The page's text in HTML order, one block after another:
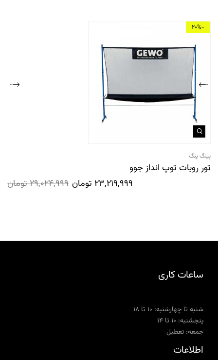
-20%
پینگ پنگ
تور روبات توپ انداز جوو
29,024,999تومان 23,219,999 تومان
ساعات کاری
شنبه تا چهارشنبه: ۱۰ تا ۱۸
پنجشنبه: ۱۰ تا ۱۴
جمعه: تعطیل
اطلاعات